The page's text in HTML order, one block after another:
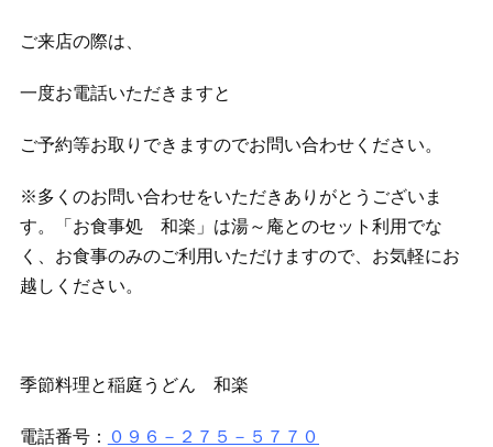
ご来店の際は、
一度お電話いただきますと
ご予約等お取りできますのでお問い合わせください。
※多くのお問い合わせをいただきありがとうございま
す。「お食事処 和楽」は湯～庵とのセット利用でな
く、お食事のみのご利用いただけますので、お気軽にお
越しください。
季節料理と稲庭うどん 和楽
電話番号： ０９６－２７５－５７７０